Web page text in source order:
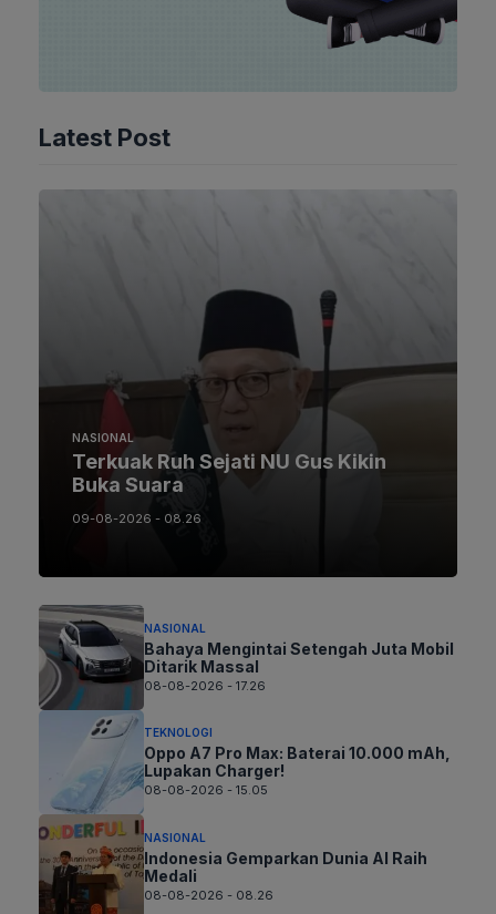
Latest Post
NASIONAL
Terkuak Ruh Sejati NU Gus Kikin
Buka Suara
09-08-2026 - 08.26
NASIONAL
Bahaya Mengintai Setengah Juta Mobil
Ditarik Massal
08-08-2026 - 17.26
TEKNOLOGI
Oppo A7 Pro Max: Baterai 10.000 mAh,
Lupakan Charger!
08-08-2026 - 15.05
NASIONAL
Indonesia Gemparkan Dunia AI Raih
Medali
08-08-2026 - 08.26